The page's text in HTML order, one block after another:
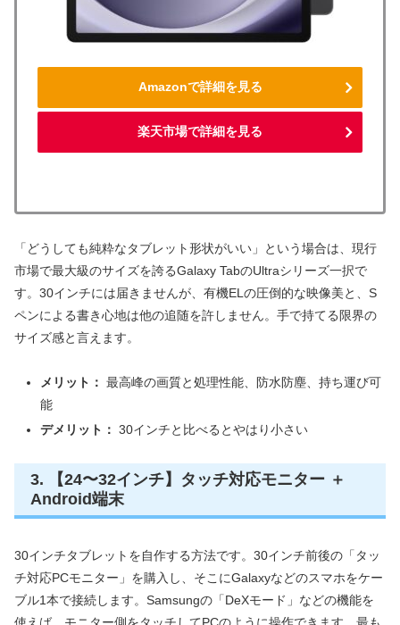
Amazonで詳細を見る
楽天市場で詳細を見る
「どうしても純粋なタブレット形状がいい」という場合は、現行
市場で最大級のサイズを誇るGalaxy TabのUltraシリーズ一択で
す。30インチには届きませんが、有機ELの圧倒的な映像美と、S
ペンによる書き心地は他の追随を許しません。手で持てる限界の
サイズ感と言えます。
メリット： 最高峰の画質と処理性能、防水防塵、持ち運び可
能
デメリット： 30インチと比べるとやはり小さい
3. 【24〜32インチ】タッチ対応モニター ＋
Android端末
30インチタブレットを自作する方法です。30インチ前後の「タッ
チ対応PCモニター」を購入し、そこにGalaxyなどのスマホをケー
ブル1本で接続します。Samsungの「DeXモード」などの機能を